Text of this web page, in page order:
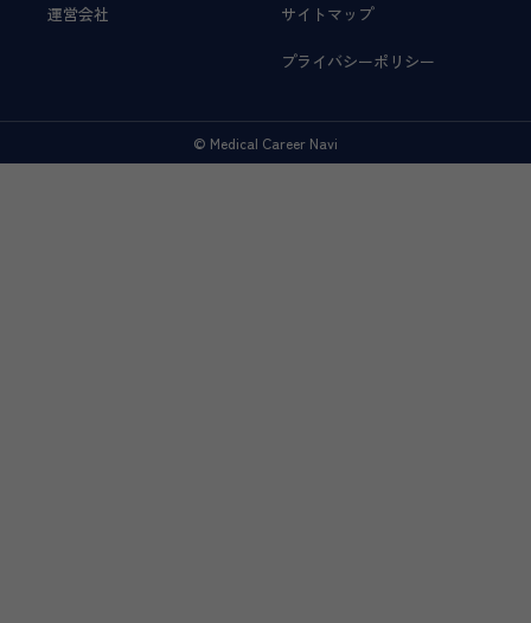
運営会社 サイトマップ
プライバシーポリシー
© Medical Career Navi